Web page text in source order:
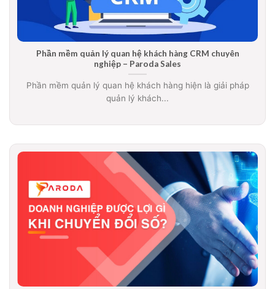
Phần mềm quản lý quan hệ khách hàng CRM chuyên
nghiệp – Paroda Sales
Phần mềm quản lý quan hệ khách hàng hiện là giải pháp
quản lý khách...